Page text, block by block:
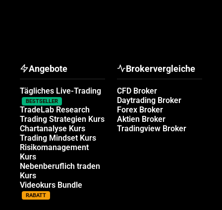
Angebote
Tägliches Live-Trading
BESTSELLER
TradeLab Research
Trading Strategien Kurs
Chartanalyse Kurs
Trading Mindset Kurs
Risikomanagement
Kurs
Nebenberuflich traden
Kurs
Videokurs Bundle
RABATT
Brokervergleiche
CFD Broker
Daytrading Broker
Forex Broker
Aktien Broker
Tradingview Broker